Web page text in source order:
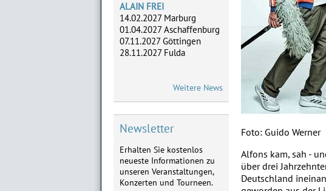
ALAIN FREI
14.02.2027 Marburg
01.04.2027 Aschaffenburg
07.11.2027 Göttingen
28.11.2027 Fulda
05.-07.05. Dreieich,
02.-04.06. Frankfurt,
28.-29.08. Marburg,
18.-19.09. Limburg
ATZE SCHRÖDER
Neu im Vorverkauf:
28.01.2027 Limburg,
11.02.2027 Frankfurt,
Weitere News
Newsletter
Erhalten Sie kostenlos
neueste Informationen zu
unseren Veranstaltungen,
Konzerten und Tourneen.
Foto: Guido Werner
Alfons kam, sah -
über drei
Deutschland